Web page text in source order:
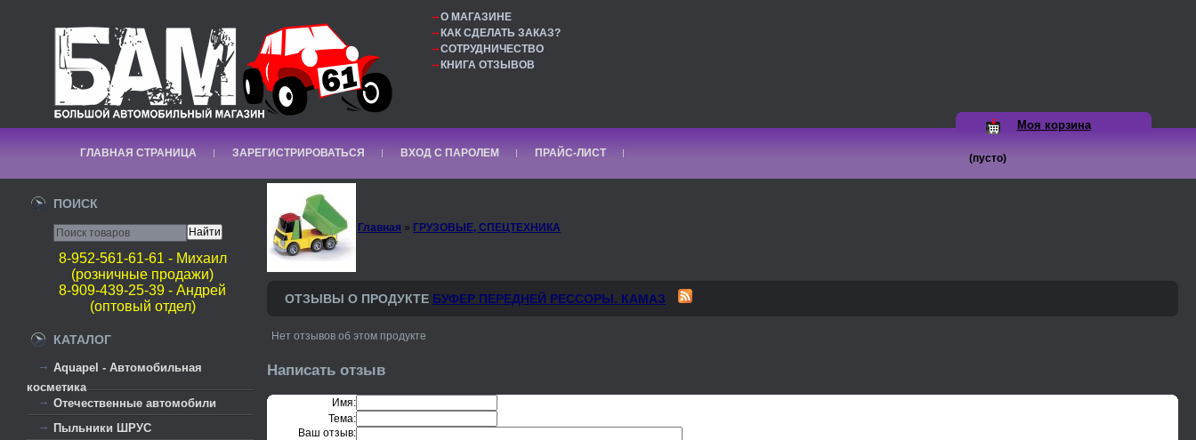
О МАГАЗИНЕ
КАК СДЕЛАТЬ ЗАКАЗ?
СОТРУДНИЧЕСТВО
КНИГА ОТЗЫВОВ
Моя корзина
(пусто)
ГЛАВНАЯ СТРАНИЦА ЗАРЕГИСТРИРОВАТЬСЯ ВХОД С ПАРОЛЕМ ПРАЙС-ЛИСТ
ПОИСК
8-952-561-61-61 - Михаил
(розничные продажи)
8-909-439-25-39 - Андрей
(оптовый отдел)
КАТАЛОГ
Aquapel - Автомобильная
косметика
Отечественные автомобили
Пыльники ШРУС
Главная » ГРУЗОВЫЕ, СПЕЦТЕХНИКА
ОТЗЫВЫ О ПРОДУКТЕ БУФЕР ПЕРЕДНЕЙ РЕССОРЫ. КАМАЗ
Нет отзывов об этом продукте
Написать отзыв
Имя:
Тема:
Ваш отзыв: